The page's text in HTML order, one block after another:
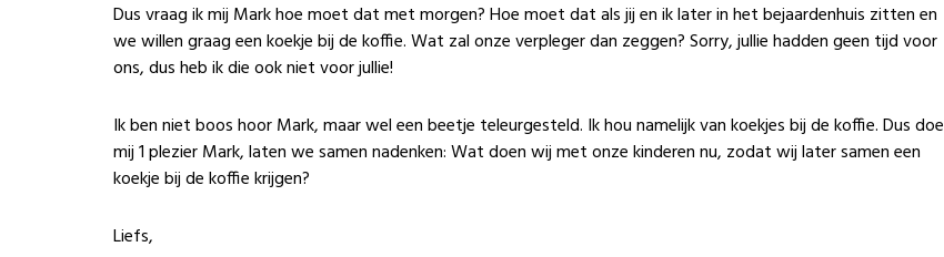
Dus vraag ik mij Mark hoe moet dat met morgen? Hoe moet dat als jij en ik later in het bejaardenhuis zitten en
we willen graag een koekje bij de koffie. Wat zal onze verpleger dan zeggen? Sorry, jullie hadden geen tijd voor
ons, dus heb ik die ook niet voor jullie!
Ik ben niet boos hoor Mark, maar wel een beetje teleurgesteld. Ik hou namelijk van koekjes bij de koffie. Dus doe
mij 1 plezier Mark, laten we samen nadenken: Wat doen wij met onze kinderen nu, zodat wij later samen een
koekje bij de koffie krijgen?
Liefs,